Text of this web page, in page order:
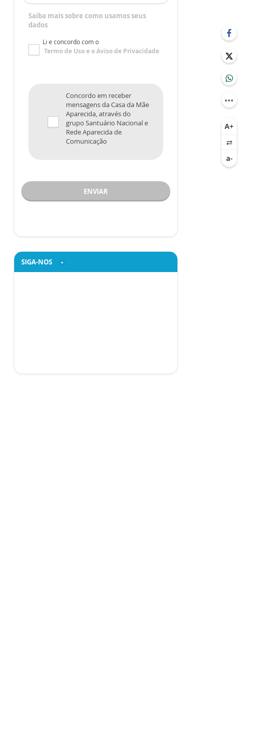
Saiba mais sobre como usamos seus
dados
Li e concordo com o
Termo de Usoe oAviso de Privacidade
Concordo em receber
mensagens da Casa da Mãe
Aparecida, através do
grupo Santuário Nacional e
Rede Aparecida de
Comunicação
ENVIAR
SIGA-NOS